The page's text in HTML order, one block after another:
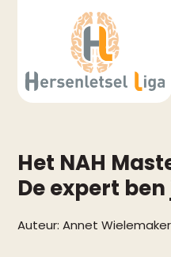
Het NAH
De expert ben
Auteur: Annet Wielemaker